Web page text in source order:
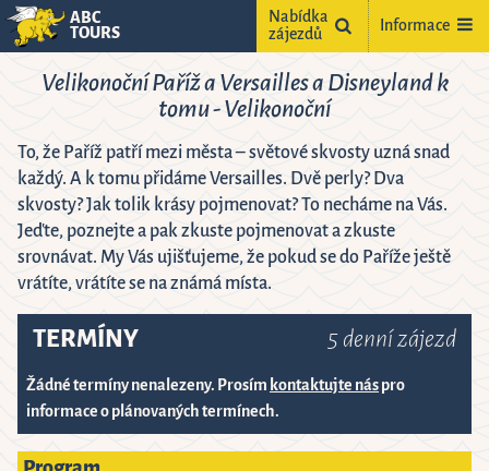
ABC
TOURS Informace
Nabídka
zájezdů
ne
2
9
16
23
30
Velikonoční Paříž a Versailles a Disneyland k
tomu - Velikonoční
To, že Paříž patří mezi města – světové skvosty uzná snad
každý. A k tomu přidáme Versailles. Dvě perly? Dva
skvosty? Jak tolik krásy pojmenovat? To necháme na Vás.
Jeďte, poznejte a pak zkuste pojmenovat a zkuste
srovnávat. My Vás ujišťujeme, že pokud se do Paříže ještě
vrátíte, vrátíte se na známá místa.
TERMÍNY 5 denní zájezd
Žádné termíny nenalezeny. Prosím kontaktujte náspro
informace o plánovaných termínech.